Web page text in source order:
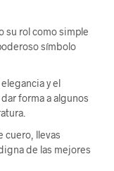
su rol como simple
símbolo
y el
forma a algunos
cuero, llevas
de las mejores